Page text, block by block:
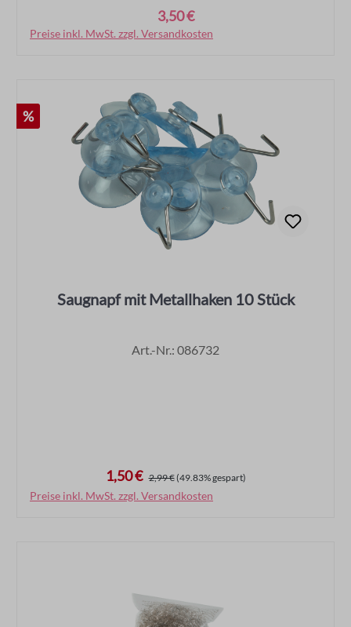
3,50 €
Preise inkl. MwSt. zzgl. Versandkosten
In den Warenkorb
Rabatt
%
Saugnapf mit Metallhaken 10 Stück
Art.-Nr.: 086732
Verkaufspreis:1,50 € Regulärer Preis:
2,99 €(49.83% gespart)
Preise inkl. MwSt. zzgl. Versandkosten
In den Warenkorb